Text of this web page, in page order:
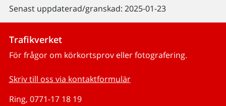
Senast uppdaterad/granskad: 2025-01-23
Trafikverket
För frågor om körkortsprov eller fotografering.
Skriv till oss via kontaktformulär
Ring, 0771-17 18 19